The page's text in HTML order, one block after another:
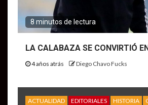
8 minutos de lectura
LA CALABAZA SE CONVIRTIÓ
4 años atrás Diego Chavo Fucks
ACTUALIDAD EDITORIALES HISTORIA